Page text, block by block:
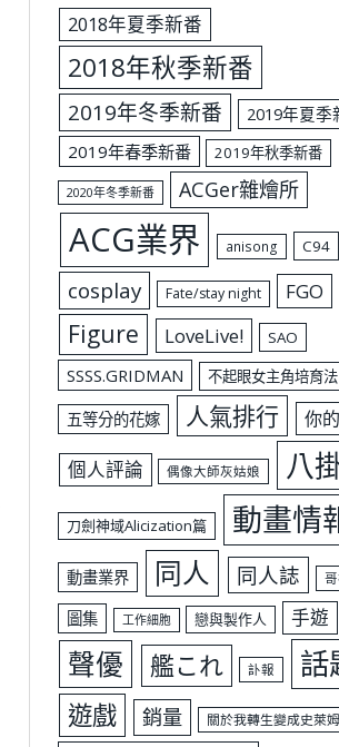
2018年夏季新番
2018年秋季新番
2019年冬季新番
2019年夏季
2019年春季新番
2019年秋季新番
2020年冬季新番 ACGer雜燴所
ACG業界 anisong C94
cosplay Fate/stay night FGO
Figure LoveLive! SAO
SSSS.GRIDMAN 不起眼女主角培育法
五等分的花嫁 人氣排行 你
個人評論 偶像大師灰姑娘 八
刀劍神域Alicization篇 動畫情
動畫業界 同人 同人誌
圖集 工作細胞 戀與製作人 手遊
聲優 艦これ 訃報 話
遊戲 銷量 關於我轉生變成史萊